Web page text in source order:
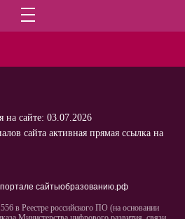
на сайте: 03.07.2026
сайта активная прямая ссылка на
сайтыобразованию.рф
в Реестре российского ПО (на основании